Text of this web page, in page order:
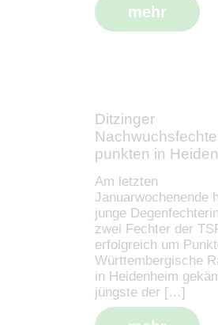
mehr
Ditzinger
punkten in
Am letzten
Januarwochenende
junge
zwei Fechter der
erfolgreich um
Württembergische
in Heidenheim
jüngste der […]